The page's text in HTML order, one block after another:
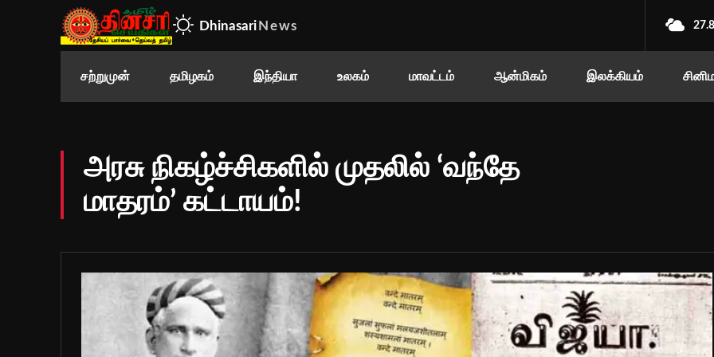
Dhinasari News
சற்றுமுன் தமிழகம் இந்தியா உலகம் மாவட்டம் ஆன்மிகம் இலக்கியம்
அரசு நிகழ்ச்சிகளில் முதலில் ‘வந்தே
மாதரம்’ கட்டாயம்!